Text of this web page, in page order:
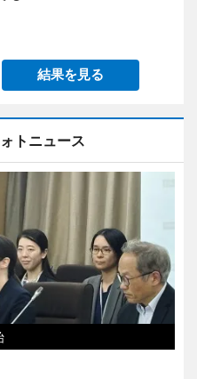
結果を見る
トニュース